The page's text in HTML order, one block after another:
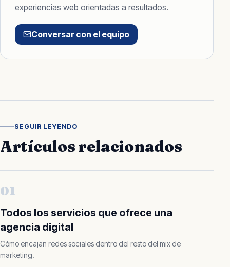
experiencias web orientadas a resultados.
Conversar con el equipo
SEGUIR LEYENDO
Artículos relacionados
01
Todos los servicios que ofrece una
agencia digital
Cómo encajan redes sociales dentro del resto del mix de
marketing.